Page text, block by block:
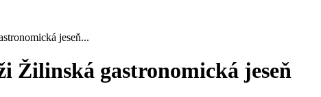
jeseň...
Žilinská gastronomická jeseň